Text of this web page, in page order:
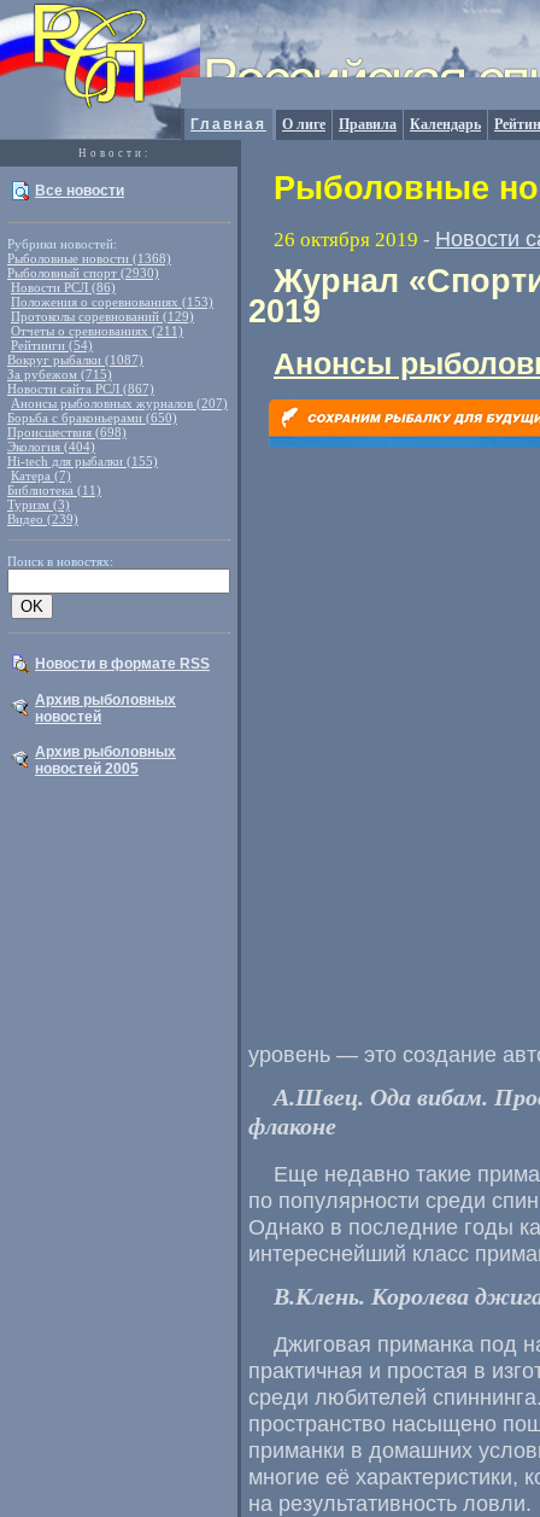
Главная О лиге Правила Календарь
Новости:
Все новости
Рубрики новостей:
Рыболовные новости (1368)
Рыболовный спорт (2930)
Новости РСЛ (86)
Положения о соревнованиях (153)
Протоколы соревнований (129)
Отчеты о сревнованиях (211)
Рейтинги (54)
Вокруг рыбалки (1087)
За рубежом (715)
Новости сайта РСЛ (867)
Анонсы рыболовных журналов (207)
Борьба с браконьерами (650)
Происшествия (698)
Экология (404)
Hi-tech для рыбалки (155)
Катера (7)
Библиотека (11)
Туризм (3)
Видео (239)
Поиск в новостях:
Новости в формате RSS
Архив рыболовных
новостей
Архив рыболовных
новостей 2005
Рыболовные
26 октября 2019 - Новости
Журнал
2019
Анонсы
уровень — это создание
А.Швец. Ода вибам.
флаконе
Еще недавно такие
по популярности среди
Однако в последние годы
интереснейший класс
В.Клень. Королева
Джиговая приманка под
практичная и простая в
среди любителей
пространство насыщено
приманки в домашних
многие её характеристики,
на результативность ловли.